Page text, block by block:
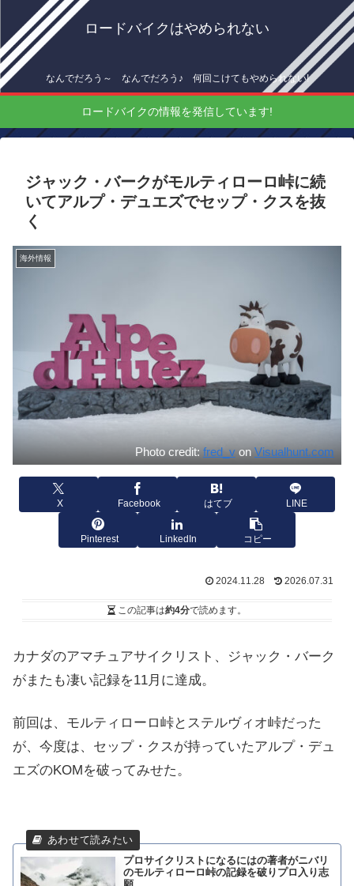
ロードバイクはやめられない
なんでだろう～ なんでだろう♪ 何回こけてもやめられない!
ロードバイクの情報を発信しています!
ジャック・バークがモルティローロ峠に続
いてアルプ・デュエズでセップ・クスを抜
く
海外情報
Photo credit: fred_von Visualhunt.com
X Facebook はてブ LINE
Pinterest LinkedIn コピー
2024.11.28 2026.07.31
この記事は約4分で読めます。
カナダのアマチュアサイクリスト、ジャック・バーク
がまたも凄い記録を11月に達成。
前回は、モルティローロ峠とステルヴィオ峠だった
が、今度は、セップ・クスが持っていたアルプ・デュ
エズのKOMを破ってみせた。
プロサイクリストになるにはの著者がニバリ
のモルティローロ峠の記録を破りプロ入り志